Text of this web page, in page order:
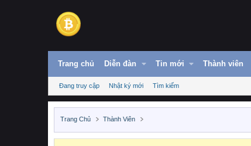
Trang chủ Diễn đàn Tin mới Thành viên
Đang truy cập Nhật ký mới Tìm kiếm
Trang Chủ Thành Viên